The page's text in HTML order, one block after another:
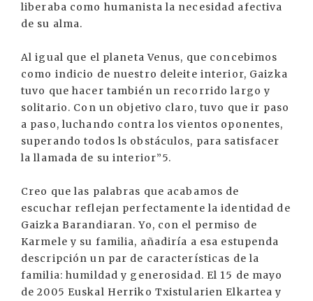
liberaba como humanista la necesidad afectiva
de su alma.
Al igual que el planeta Venus, que concebimos
como indicio de nuestro deleite interior, Gaizka
tuvo que hacer también un recorrido largo y
solitario. Con un objetivo claro, tuvo que ir paso
a paso, luchando contra los vientos oponentes,
superando todos ls obstáculos, para satisfacer
la llamada de su interior”5.
Creo que las palabras que acabamos de
escuchar reflejan perfectamente la identidad de
Gaizka Barandiaran. Yo, con el permiso de
Karmele y su familia, añadiría a esa estupenda
descripción un par de características de la
familia: humildad y generosidad. El 15 de mayo
de 2005 Euskal Herriko Txistularien Elkartea y